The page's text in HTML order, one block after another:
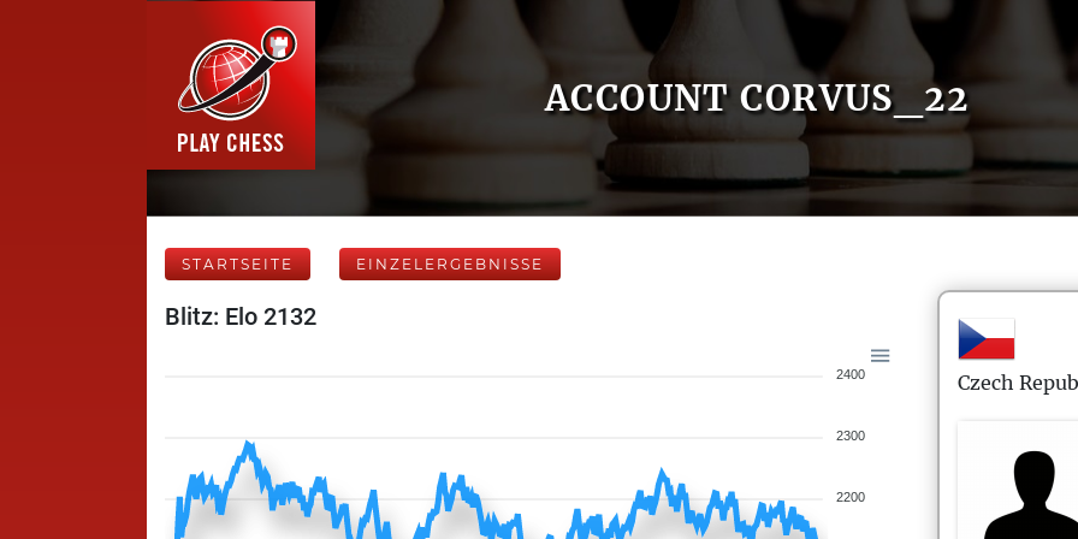
ACCOUNT CORVUS_22
STARTSEITE EINZELERGEBNISSE
Blitz: Elo 2132
2400
2300
2200
Czech